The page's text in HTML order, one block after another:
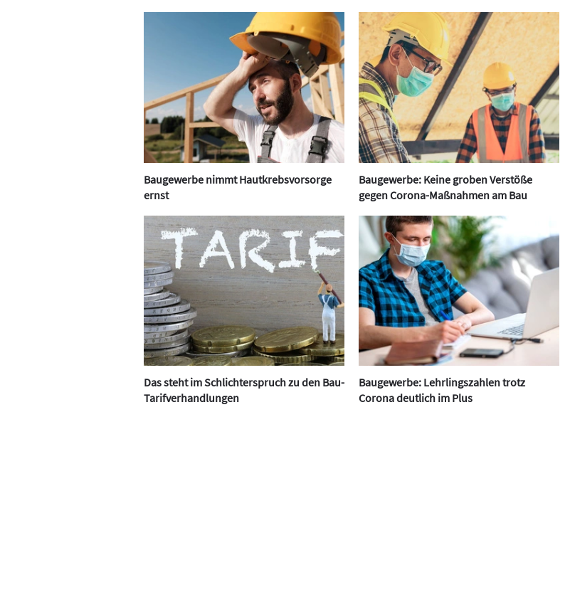
Baugewerbe nimmt Hautkrebsvorsorge
ernst
Baugewerbe: Keine groben Verstöße
gegen Corona-Maßnahmen am Bau
Das steht im Schlichterspruch zu den Bau-
Tarifverhandlungen
Baugewerbe: Lehrlingszahlen trotz
Corona deutlich im Plus